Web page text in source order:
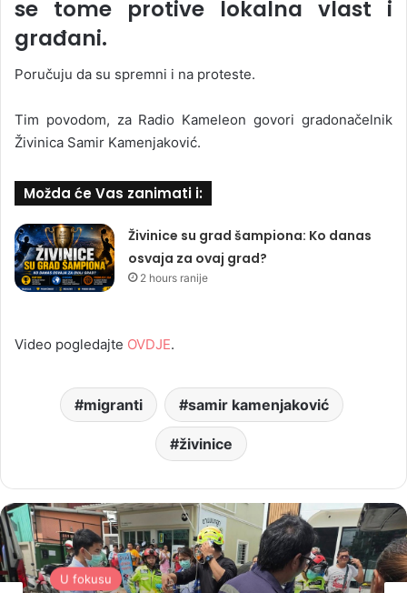
se tome protive lokalna vlast i
građani.
Poručuju da su spremni i na proteste.
Tim povodom, za Radio Kameleon govori gradonačelnik
Živinica Samir Kamenjaković.
Možda će Vas zanimati i:
Živinice su grad šampiona: Ko danas
osvaja za ovaj grad?
2 hours ranije
Video pogledajte OVDJE.
migranti samir kamenjaković
živinice
U fokusu